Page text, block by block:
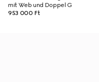
mit Web und Doppel G
953 000 Ft